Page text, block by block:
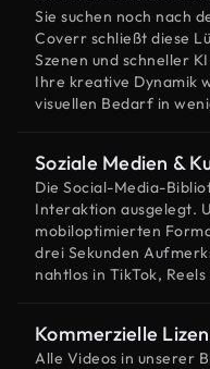
Sie suchen noch nach
Coverr schließt diese
Szenen und schneller
Ihre kreative Dynamik
visuellen Bedarf in
Soziale Medien &
Die Social-Media-
Interaktion ausgelegt.
mobiloptimierten
drei Sekunden
nahtlos in TikTok,
Kommerzielle
Alle Videos in unserer